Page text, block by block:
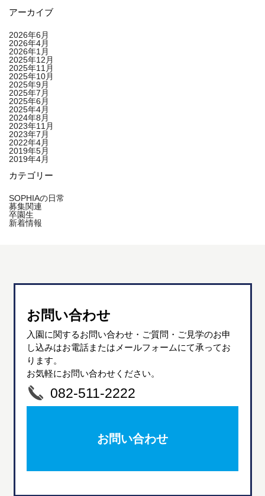
アーカイブ
2026年6月
2026年4月
2026年1月
2025年12月
2025年11月
2025年10月
2025年9月
2025年7月
2025年6月
2025年4月
2024年8月
2023年11月
2023年7月
2022年4月
2019年5月
2019年4月
カテゴリー
SOPHIAの日常
募集関連
卒園生
新着情報
お問い合わせ
入園に関するお問い合わせ・ご質問・ご見学のお申
し込みはお電話またはメールフォームにて承ってお
ります。
お気軽にお問い合わせください。
082-511-2222
お問い合わせ